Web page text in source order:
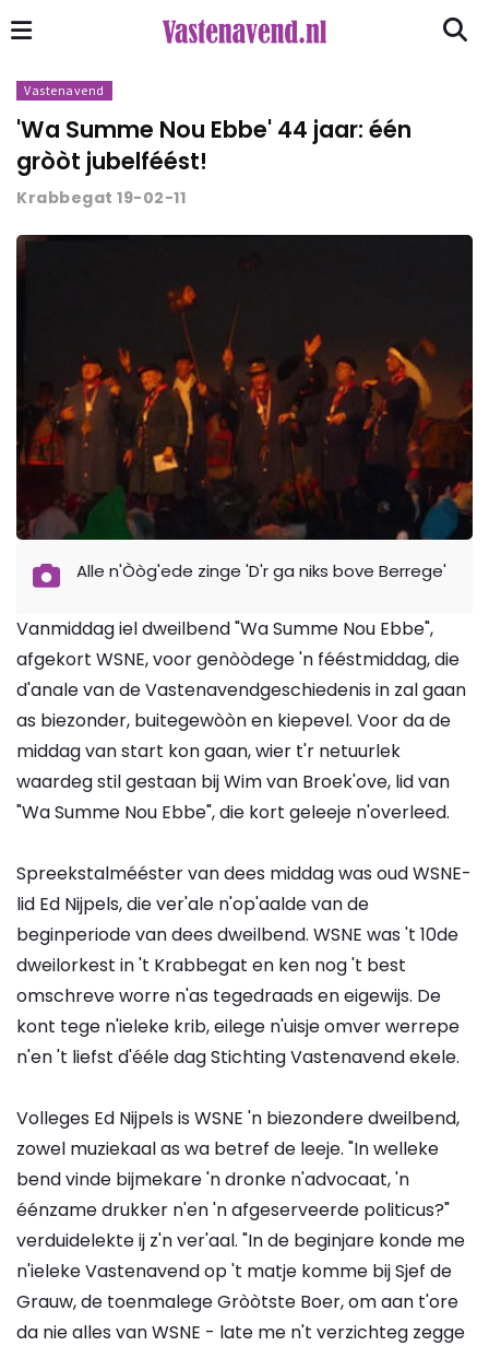
Vastenavend
'Wa Summe Nou Ebbe' 44 jaar: één
gròòt jubelféést!
Krabbegat 19-02-11
Alle n'Òòg'ede zinge 'D'r ga niks bove Berrege'
Vanmiddag iel dweilbend "Wa Summe Nou Ebbe",
afgekort WSNE, voor genòòdege 'n fééstmiddag, die
d'anale van de Vastenavendgeschiedenis in zal gaan
as biezonder, buitegewòòn en kiepevel. Voor da de
middag van start kon gaan, wier t'r netuurlek
waardeg stil gestaan bij Wim van Broek'ove, lid van
"Wa Summe Nou Ebbe", die kort geleeje n'overleed.
Spreekstalmééster van dees middag was oud WSNE-
lid Ed Nijpels, die ver'ale n'op'aalde van de
beginperiode van dees dweilbend. WSNE was 't 10de
dweilorkest in 't Krabbegat en ken nog 't best
omschreve worre n'as tegedraads en eigewijs. De
kont tege n'ieleke krib, eilege n'uisje omver werrepe
n'en 't liefst d'ééle dag Stichting Vastenavend ekele.
Volleges Ed Nijpels is WSNE 'n biezondere dweilbend,
zowel muziekaal as wa betref de leeje. "In welleke
bend vinde bijmekare 'n dronke n'advocaat, 'n
éénzame drukker n'en 'n afgeserveerde politicus?"
verduidelekte ij z'n ver'aal. "In de beginjare konde me
n'ieleke Vastenavend op 't matje komme bij Sjef de
Grauw, de toenmalege Gròòtste Boer, om aan t'ore
da nie alles van WSNE - late me n't verzichteg zegge